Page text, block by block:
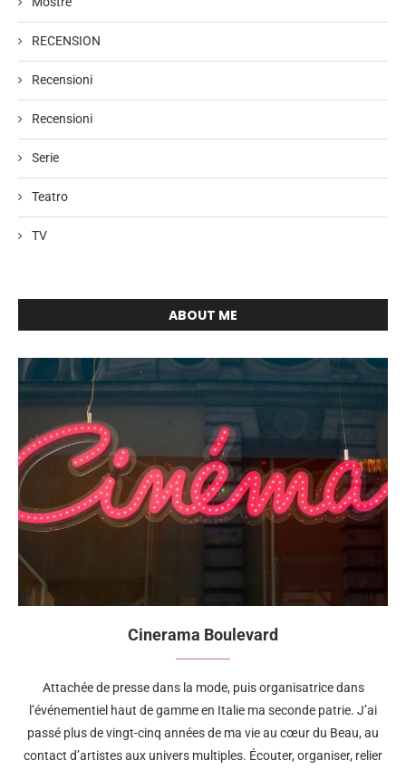
RECENSION
Recensioni
Recensioni
Serie
Teatro
TV
ABOUT ME
Cinerama Boulevard
Attachée de presse dans la mode, puis organisatrice dans
l’événementiel haut de gamme en Italie ma seconde patrie. J’ai
passé plus de vingt-cinq années de ma vie au cœur du Beau, au
contact d’artistes aux univers multiples. Écouter, organiser, relier